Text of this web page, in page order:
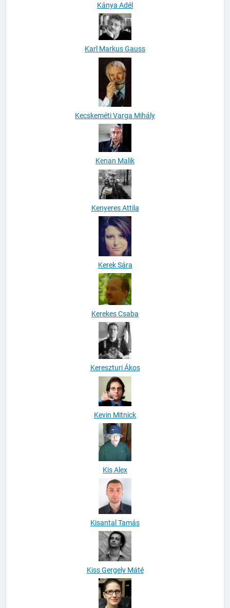
Kánya Adél
Karl Markus Gauss
Kecskeméti Varga Mihály
Kenan Malik
Kenyeres Attila
Kerek Sára
Kerekes Csaba
Kereszturi Ákos
Kevin Mitnick
Kis Alex
Kisantal Tamás
Kiss Gergely Máté